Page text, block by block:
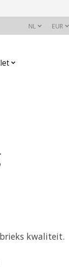
NL EUR
kwaliteit.
product is